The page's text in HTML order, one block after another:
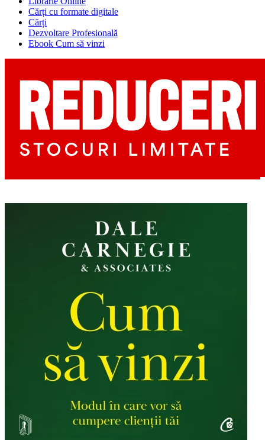
Cărți cu formate digitale
Cărți
Dezvoltare Profesională
Ebook Cum să vinzi